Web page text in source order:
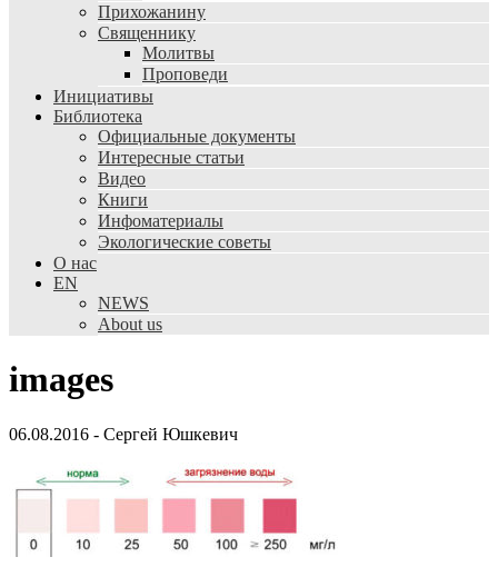
Прихожанину
Священнику
Молитвы
Проповеди
Инициативы
Библиотека
Официальные документы
Интересные статьи
Видео
Книги
Инфоматериалы
Экологические советы
О нас
EN
NEWS
About us
images
06.08.2016 - Сергей Юшкевич